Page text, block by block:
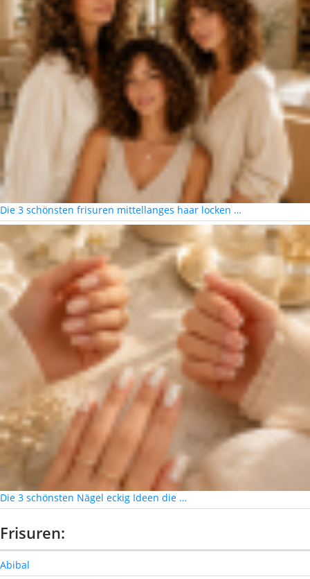
Die 3 schönsten frisuren mittellanges haar locken …
Die 3 schönsten Nägel eckig Ideen die …
Frisuren:
Abibal